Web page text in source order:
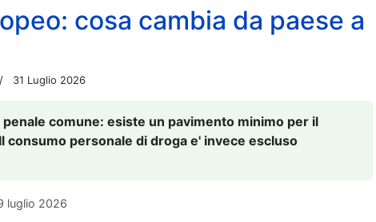
cosa cambia da paese a
31 Luglio 2026
comune: esiste un pavimento minimo per il
consumo personale di droga e' invece escluso
luglio 2026